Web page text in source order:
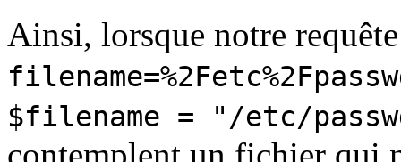
Ainsi, lorsque notre
$filename = "/etc/
contemplent un fichier qui